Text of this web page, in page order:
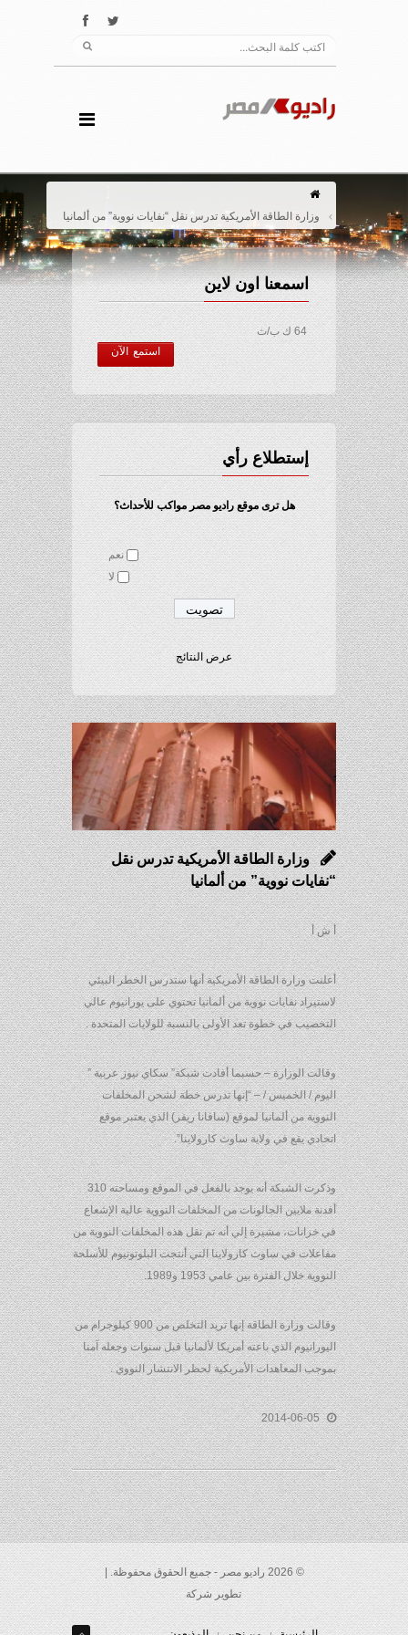
وزارة الطاقة الأمريكية تدرس نقل “نفايات نووية” من ألمانيا
اسمعنا اون لاين
64 ك ب/ث
استمع الآن
إستطلاع رأي
هل ترى موقع راديو مصر مواكب للأحداث؟
نعم
لا
عرض النتائج
وزارة الطاقة الأمريكية تدرس نقل
“نفايات نووية” من ألمانيا
أ ش أ
أعلنت وزارة الطاقة الأمريكية أنها ستدرس الخطر البيئي
لاستيراد نفايات نووية من ألمانيا تحتوي على يورانيوم عالي
التخصيب في خطوة تعد الأولى بالنسبة للولايات المتحدة .
وقالت الوزارة – حسبما أفادت شبكة” سكاي نيوز عربية ”
اليوم / الخميس / – “إنها تدرس خطة لشحن المخلفات
النووية من ألمانيا لموقع (سافانا ريفر) الذي يعتبر موقع
اتحادي يقع في ولاية ساوث كارولاينا”.
وذكرت الشبكة أنه يوجد بالفعل في الموقع ومساحته 310
أفدنة ملايين الجالونات من المخلفات النووية عالية الإشعاع
في خزانات، مشيرة إلي أنه تم نقل هذه المخلفات النووية من
مفاعلات في ساوث كارولاينا التي أنتجت البلوتونيوم للأسلحة
النووية خلال الفترة بين عامي 1953 و1989.
وقالت وزارة الطاقة إنها تريد التخلص من 900 كيلوجرام من
اليورانيوم الذي باعته أمريكا لألمانيا قبل سنوات وجعله آمنا
بموجب المعاهدات الأمريكية لحظر الانتشار النووي .
2014-06-05
© 2026 راديو مصر - جميع الحقوق محفوظة. |
تطوير شركة